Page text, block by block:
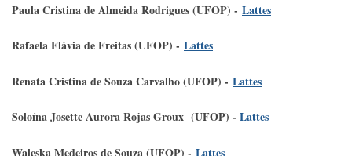
Paula Cristina de Almeida Rodrigues (UFOP) - Lattes
Rafaela Flávia de Freitas (UFOP) - Lattes
Renata Cristina de Souza Carvalho (UFOP) - Lattes
Soloína Josette Aurora Rojas Groux (UFOP) - Lattes
Waleska Medeiros de Souza (UFOP) - Lattes